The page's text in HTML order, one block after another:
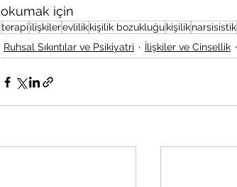
okumak için
terapi ilişkilerevlilikkişilik bozukluğukişiliknarsisistik
Ruhsal Sıkıntılar ve Psikiyatri
İlişkiler ve Cinsellik